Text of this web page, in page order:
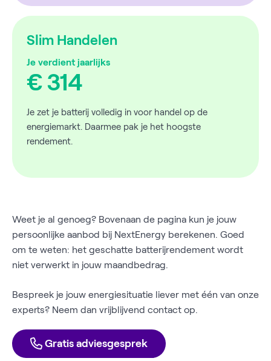
Slim Handelen
Je verdient jaarlijks
€ 314
Je zet je batterij volledig in voor handel op de
energiemarkt. Daarmee pak je het hoogste
rendement.
Weet je al genoeg? Bovenaan de pagina kun je jouw
persoonlijke aanbod bij NextEnergy berekenen. Goed
om te weten: het geschatte batterijrendement wordt
niet verwerkt in jouw maandbedrag.
Bespreek je jouw energiesituatie liever met één van onze
experts? Neem dan vrijblijvend contact op.
Gratis adviesgesprek